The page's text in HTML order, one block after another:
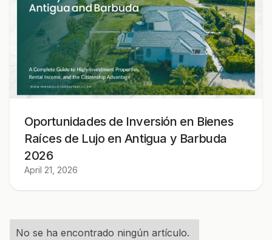
No se ha encontrado ningún artículo.
Oportunidades de Inversión en Bienes
Raíces de Lujo en Antigua y Barbuda
2026
April 21, 2026